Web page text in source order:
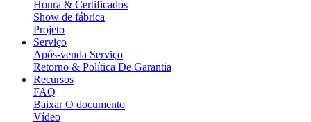
Honra & Certificados
Show de fábrica
Projeto
Serviço
Após-venda Serviço
Retorno & Política De Garantia
Recursos
FAQ
Baixar O documento
Vídeo